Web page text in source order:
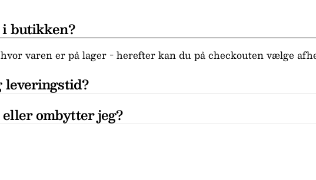
butikken?
varen er på lager - herefter kan du på checkouten vælge
leveringstid?
ombytter jeg?